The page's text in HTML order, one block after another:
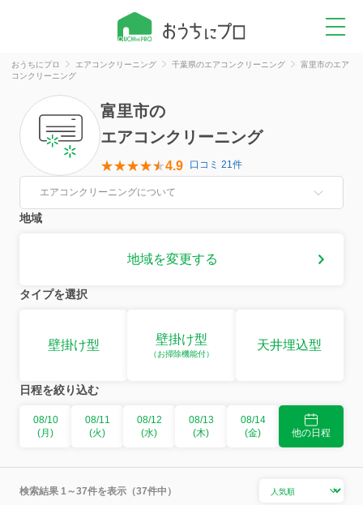
おうちにプロ エアコンクリーニング 千葉県のエアコンクリーニング
富里市のエア
コンクリーニング
富里市の
エアコンクリーニング
4.9 口コミ 21件
エアコンクリーニングについて
地域
地域を変更する
タイプを選択
壁掛け型 壁掛け型
（お掃除機能付）
天井埋込型
日程を絞り込む
08/10
(月)
08/11
(火)
08/12
(水)
08/13
(木)
08/14
(金)
他の日程
検索結果 1～37件を表示（37件中）